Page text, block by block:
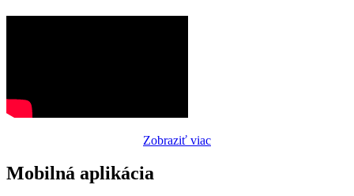
Zobraziť viac
Mobilná aplikácia